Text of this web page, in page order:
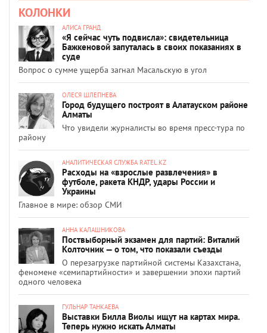
КОЛОНКИ
АЛИСА ГРАНД
«Я сейчас чуть подвисла»: свидетельница
Бажкеновой запуталась в своих показаниях в
суде
Вопрос о сумме ущерба загнал Масальскую в угол
ОЛЕСЯ ШЛЕПНЕВА
Город будущего построят в Алатауском районе
Алматы
Что увидели журналисты во время пресс-тура по
району
АНАЛИТИЧЕСКАЯ СЛУЖБА RATEL.KZ
Расходы на «взрослые развлечения» в
футболе, ракета КНДР, удары России и
Украины
Главное в мире: обзор СМИ
АННА КАЛАШНИКОВА
Поствыборный экзамен для партий: Виталий
Колточник — о том, что показали съезды
О перезагрузке партийной системы Казахстана,
феномене «семипартийности» и завершении эпохи партий
одного человека
ГУЛЬНАР ТАНКАЕВА
Выставки Билла Виолы ищут на картах мира.
Теперь нужно искать Алматы